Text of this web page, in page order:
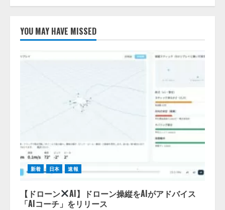
ォーム「TAIZA」および新サービ
スに関する記者発表会を開催
lmessage、MCP接続機能を強化
し、AIから設定操作できる機能を
拡充
【2026年企業のAI導入・活用に関
業の68.0％が、自社でのAI導入・
答
2026/08/07/13:53:50
YOU MAY HAVE MISSED
新着 日本 速報
【ドローン
AI】ドローン操縦をAIがアドバイス
「AIコーチ」をリリース